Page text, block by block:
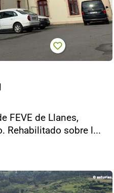
FEVE de Llanes,
Rehabilitado sobre l...